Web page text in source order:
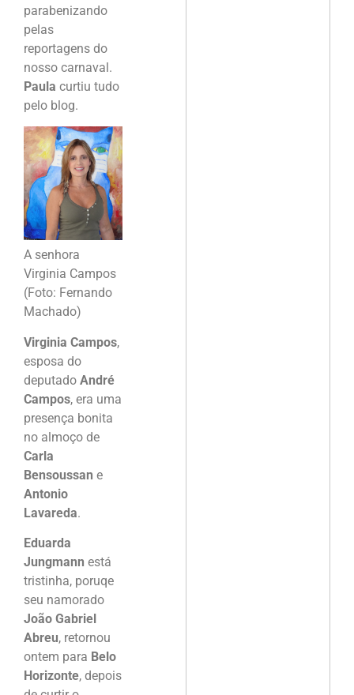
parabenizando
pelas
reportagens do
nosso carnaval.
Paula curtiu tudo
pelo blog.
A senhora
Virginia Campos
(Foto: Fernando
Machado)
Virginia Campos,
esposa do
deputado André
Campos, era uma
presença bonita
no almoço de
Carla
Bensoussan e
Antonio
Lavareda.
Eduarda
Jungmann está
tristinha, poruqe
seu namorado
João Gabriel
Abreu, retornou
ontem para Belo
Horizonte, depois